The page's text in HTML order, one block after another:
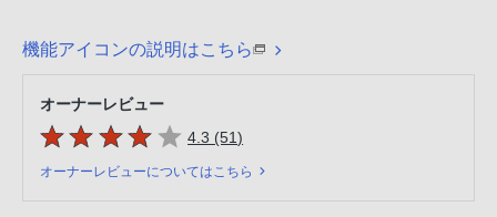
機能アイコンの説明はこちら
オーナーレビュー
5つの星のうち
4.3 (51件のレビュー
)
オーナーレビューについてはこちら